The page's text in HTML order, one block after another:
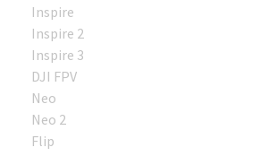
Inspire
Inspire 2
Inspire 3
DJI FPV
Neo
Neo 2
Flip